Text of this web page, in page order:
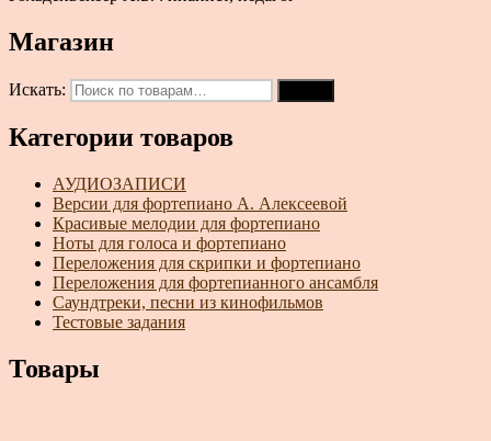
Магазин
Искать:
Категории товаров
АУДИОЗАПИСИ
Версии для фортепиано А. Алексеевой
Красивые мелодии для фортепиано
Ноты для голоса и фортепиано
Переложения для скрипки и фортепиано
Переложения для фортепианного ансамбля
Саундтреки, песни из кинофильмов
Тестовые задания
Товары